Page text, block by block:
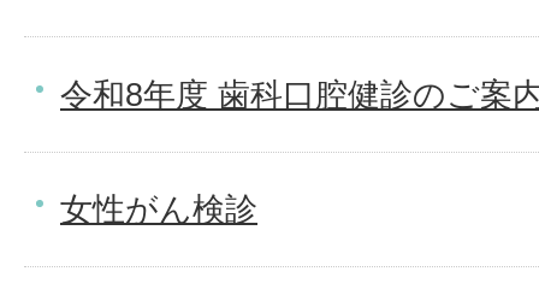
令和8年度 歯科口腔健診のご案
女性がん検診